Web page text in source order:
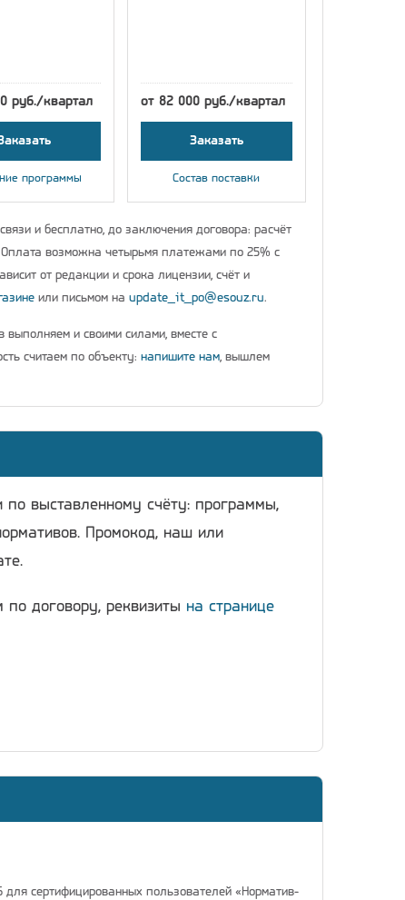
руб./квартал
программы
от 82 000 руб./квартал
Заказать
Состав поставки
и бесплатно, до заключения договора: расчёт
возможна четырьмя платежами по 25% с
от редакции и срока лицензии, счёт и
или письмом на update_it_po@esouz.ru.
выполняем и своими силами, вместе с
считаем по объекту: напишите нам, вышлем
выставленному счёту: программы,
Промокод, наш или
договору, реквизиты на странице
сертифицированных пользователей «Норматив-